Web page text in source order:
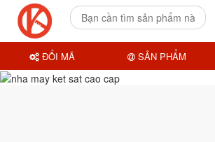
ĐỔI MÃ SẢN PHẨM